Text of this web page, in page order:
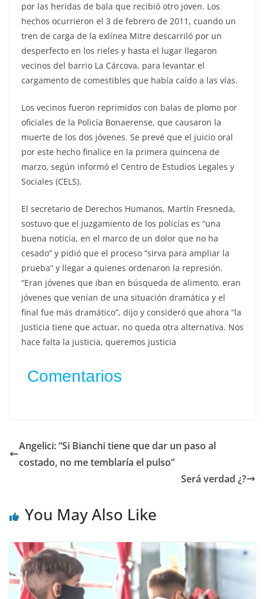
por las heridas de bala que recibió otro joven. Los
hechos ocurrieron el 3 de febrero de 2011, cuando un
tren de carga de la exlínea Mitre descarriló por un
desperfecto en los rieles y hasta el lugar llegaron
vecinos del barrio La Cárcova, para levantar el
cargamento de comestibles que había caído a las vías.
Los vecinos fueron reprimidos con balas de plomo por
oficiales de la Policía Bonaerense, que causaron la
muerte de los dos jóvenes. Se prevé que el juicio oral
por este hecho finalice en la primera quincena de
marzo, según informó el Centro de Estudios Legales y
Sociales (CELS).
El secretario de Derechos Humanos, Martín Fresneda,
sostuvo que el juzgamiento de los policías es “una
buena noticia, en el marco de un dolor que no ha
cesado” y pidió que el proceso “sirva para ampliar la
prueba” y llegar a quienes ordenaron la represión.
“Eran jóvenes que iban en búsqueda de alimento, eran
jóvenes que venían de una situación dramática y el
final fue más dramático”, dijo y consideró que ahora “la
Justicia tiene que actuar, no queda otra alternativa. Nos
hace falta la justicia, queremos justicia
Comentarios
Angelici: “Si Bianchi tiene que dar un paso al
costado, no me temblaría el pulso”
Será verdad ¿?
You May Also Like